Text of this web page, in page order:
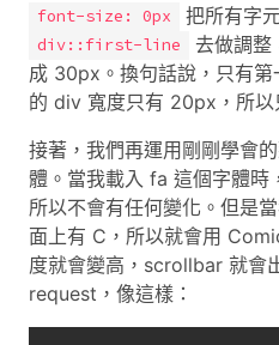
font-size: 0px 把所有字
div::first-line
去做調
成 30px。換句話說，只有
的 div 寬度只有 20px，所以
接著，我們再運用剛剛學會
體。當我載入 fa 這個字體時
所以不會有任何變化。但是
面上有 C，所以就會用
度就會變高，scrollbar 就會
request，像這樣：